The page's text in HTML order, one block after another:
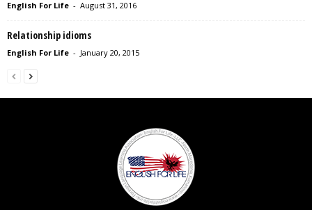
English For Life - August 31, 2016
Relationship idioms
English For Life - January 20, 2015